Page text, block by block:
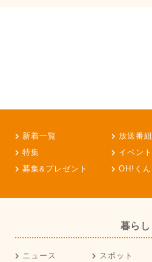
新着一覧 放送番組
特集
イベント
募集&プレゼント
OH!くん
暮らし
ニュース スポット